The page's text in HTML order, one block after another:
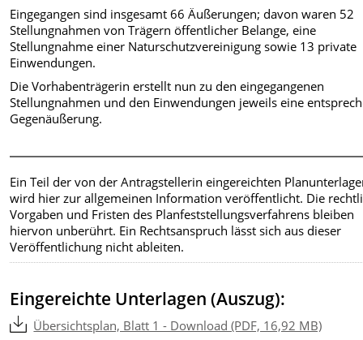
Eingegangen sind insgesamt 66 Äußerungen; davon waren 52
Stellungnahmen von Trägern öffentlicher Belange, eine
Stellungnahme einer Naturschutzvereinigung sowie 13 private
Einwendungen.
Die Vorhabenträgerin erstellt nun zu den eingegangenen
Stellungnahmen und den Einwendungen jeweils eine
Gegenäußerung.
Ein Teil der von der Antragstellerin eingereichten
wird hier zur allgemeinen Information veröffentlicht. Die
Vorgaben und Fristen des Planfeststellungsverfahrens bleiben
hiervon unberührt. Ein Rechtsanspruch lässt sich aus dieser
Veröffentlichung nicht ableiten.
Eingereichte Unterlagen (Auszug):
Übersichtsplan, Blatt 1 - Download (PDF, 16,92 MB)